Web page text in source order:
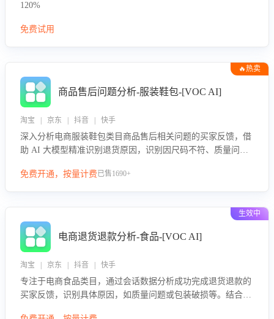
120%
免费试用
🔥热卖
商品售后问题分析-服装鞋包-[VOC AI]
淘宝 | 京东 | 抖音 | 快手
深入分析电商服装鞋包类目商品售后相关问题的买家反馈，借
助 AI 大模型精准识别退货原因，识别因尺码不符、质量问题
商家优化产品或服务，实现销售额的显著提升。
免费开通，按量计费已售1690+
生效中
电商退货退款分析-食品-[VOC AI]
淘宝 | 京东 | 抖音 | 快手
专注于电商食品类目，通过会话数据分析成功完成退货退款的
买家反馈，识别具体原因，如质量问题或包装破损等。结合AI